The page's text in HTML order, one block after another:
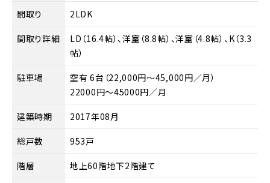
間取り 2LDK
間取り詳細
LD（16.4帖）、洋室（8.8帖）、洋室（4.8帖）、K（3.3
帖）
駐車場
空有 6台（22,000円～45,000円／月）
22000円～45000円／月
建築時期 2017年08月
総戸数 953戸
階層 地上60階地下2階建て